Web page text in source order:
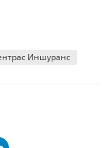
Иншуранс
в связи с
из арендного